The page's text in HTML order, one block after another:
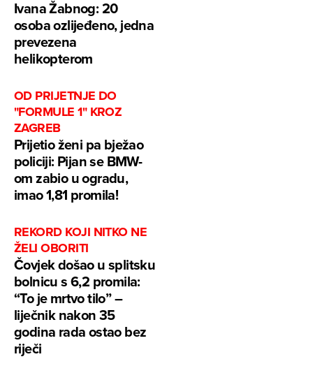
Ivana Žabnog: 20
osoba ozlijeđeno, jedna
prevezena
helikopterom
OD PRIJETNJE DO
"FORMULE 1" KROZ
ZAGREB
Prijetio ženi pa bježao
policiji: Pijan se BMW-
om zabio u ogradu,
imao 1,81 promila!
REKORD KOJI NITKO NE
ŽELI OBORITI
Čovjek došao u splitsku
bolnicu s 6,2 promila:
“To je mrtvo tilo” –
liječnik nakon 35
godina rada ostao bez
riječi